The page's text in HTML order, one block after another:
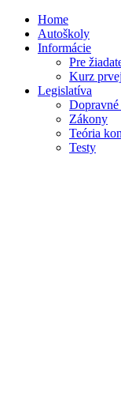
Home
Autoškoly
Informácie
Pre
Kurz
Legislatíva
Zákony
Teória
Testy